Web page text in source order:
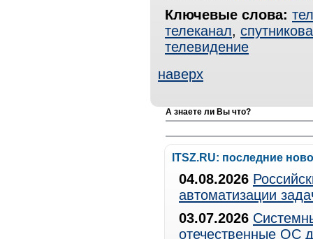
Ключевые слова:
телеканал,
телевидение
наверх
А знаете ли Вы что?
ITSZ.RU: последние
04.08.2026
автоматизации
03.07.2026
отечественные ОС